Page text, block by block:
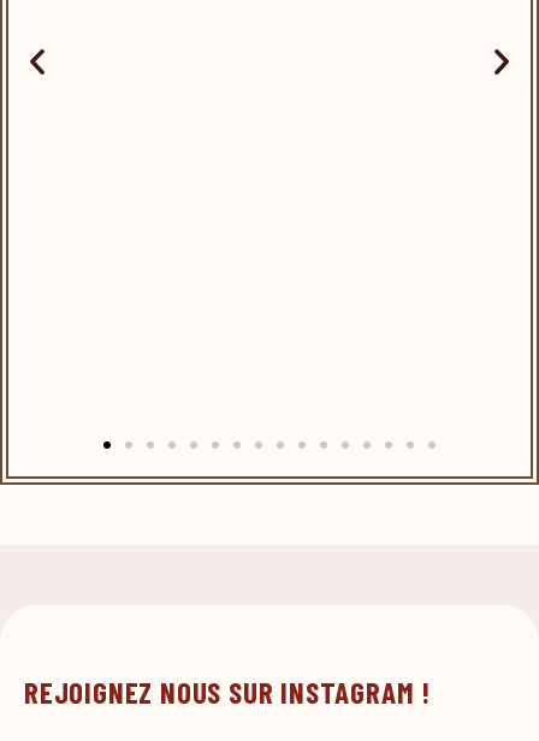
REJOIGNEZ NOUS SUR INSTAGRAM !